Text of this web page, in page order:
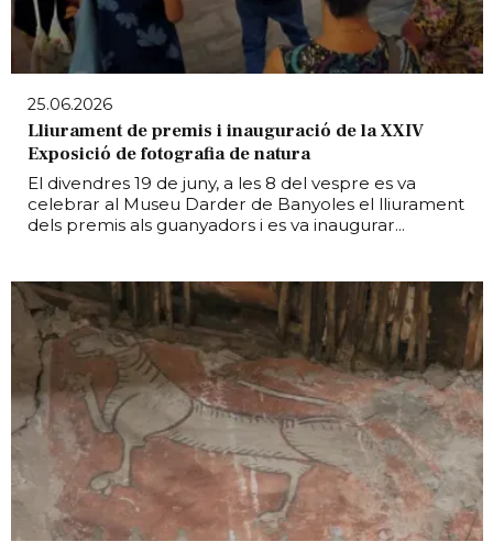
25.06.2026
Lliurament de premis i inauguració de la XXIV
Exposició de fotografia de natura
El divendres 19 de juny, a les 8 del vespre es va
celebrar al Museu Darder de Banyoles el lliurament
dels premis als guanyadors i es va inaugurar...